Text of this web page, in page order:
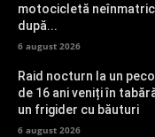
motocicletă
după...
6 august 2026
Raid nocturn la un
de 16 ani veniți în
un frigider cu băuturi
6 august 2026